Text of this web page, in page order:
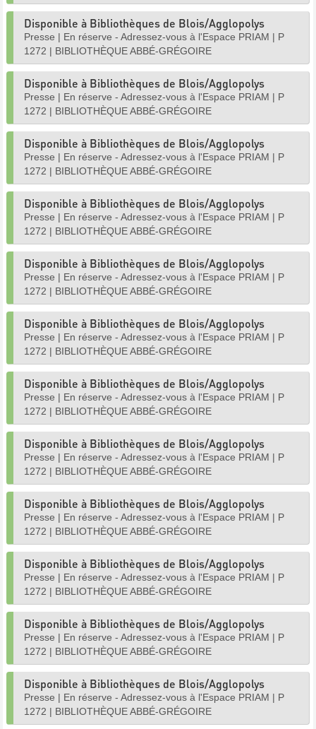
Disponible à Bibliothèques de Blois/Agglopolys
Presse | En réserve - Adressez-vous à l'Espace PRIAM | P
1272 | BIBLIOTHÈQUE ABBÉ-GRÉGOIRE
Disponible à Bibliothèques de Blois/Agglopolys
Presse | En réserve - Adressez-vous à l'Espace PRIAM | P
1272 | BIBLIOTHÈQUE ABBÉ-GRÉGOIRE
Disponible à Bibliothèques de Blois/Agglopolys
Presse | En réserve - Adressez-vous à l'Espace PRIAM | P
1272 | BIBLIOTHÈQUE ABBÉ-GRÉGOIRE
Disponible à Bibliothèques de Blois/Agglopolys
Presse | En réserve - Adressez-vous à l'Espace PRIAM | P
1272 | BIBLIOTHÈQUE ABBÉ-GRÉGOIRE
Disponible à Bibliothèques de Blois/Agglopolys
Presse | En réserve - Adressez-vous à l'Espace PRIAM | P
1272 | BIBLIOTHÈQUE ABBÉ-GRÉGOIRE
Disponible à Bibliothèques de Blois/Agglopolys
Presse | En réserve - Adressez-vous à l'Espace PRIAM | P
1272 | BIBLIOTHÈQUE ABBÉ-GRÉGOIRE
Disponible à Bibliothèques de Blois/Agglopolys
Presse | En réserve - Adressez-vous à l'Espace PRIAM | P
1272 | BIBLIOTHÈQUE ABBÉ-GRÉGOIRE
Disponible à Bibliothèques de Blois/Agglopolys
Presse | En réserve - Adressez-vous à l'Espace PRIAM | P
1272 | BIBLIOTHÈQUE ABBÉ-GRÉGOIRE
Disponible à Bibliothèques de Blois/Agglopolys
Presse | En réserve - Adressez-vous à l'Espace PRIAM | P
1272 | BIBLIOTHÈQUE ABBÉ-GRÉGOIRE
Disponible à Bibliothèques de Blois/Agglopolys
Presse | En réserve - Adressez-vous à l'Espace PRIAM | P
1272 | BIBLIOTHÈQUE ABBÉ-GRÉGOIRE
Disponible à Bibliothèques de Blois/Agglopolys
Presse | En réserve - Adressez-vous à l'Espace PRIAM | P
1272 | BIBLIOTHÈQUE ABBÉ-GRÉGOIRE
Disponible à Bibliothèques de Blois/Agglopolys
Presse | En réserve - Adressez-vous à l'Espace PRIAM | P
1272 | BIBLIOTHÈQUE ABBÉ-GRÉGOIRE